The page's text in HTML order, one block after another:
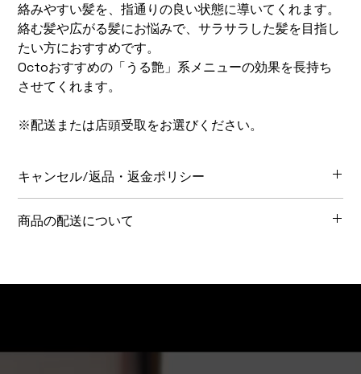
絡みやすい髪を、指通りの良い状態に導いてくれます。
絡む髪や広がる髪にお悩みで、サラサラした髪を目指し
たい方におすすめです。
Octoおすすめの「うる艶」系メニューの効果を長持ち
させてくれます。
※配送または店頭受取をお選びください。
キャンセル/返品・返金ポリシー
商品の配送について
す。